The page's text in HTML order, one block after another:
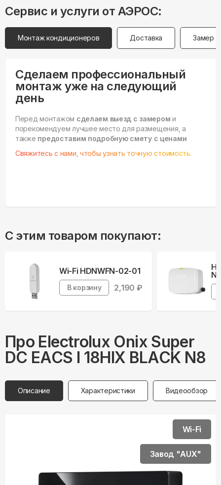
Сервис и услуги от АЭРОС:
Монтаж кондиционеров Доставка Замер
Сделаем профессиональный
монтаж уже на следующий
день
Перед монтажом сделаем выезд с замером и
порекомендуем лучшее место для размещения, а
также предоставим подробную смету с ценами
Свяжитесь с нами, чтобы узнать точную стоимость.
С этим товаром покупают:
Wi-Fi HDNWFN-02-01
В корзину 2,190 ₽
Про Electrolux Onix Super
DC EACS I 18HIX BLACK N8
Описание Характеристики Видеообзор
Wi-Fi
Завод "AUX"